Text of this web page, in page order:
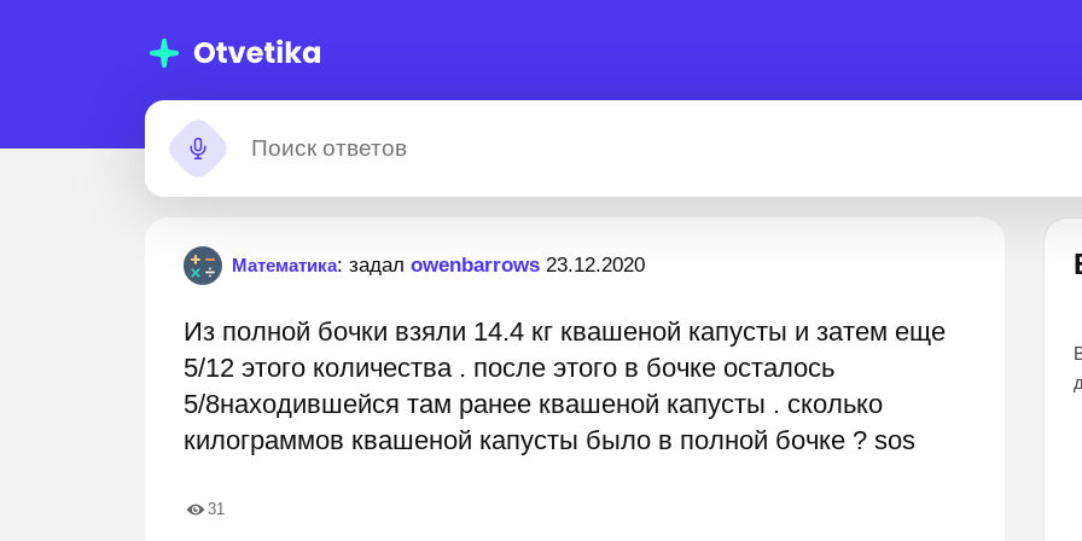
Математика: задал owenbarrows 23.12.2020
Из полной бочки взяли 14.4 кг квашеной капусты и затем еще
5/12 этого количества . после этого в бочке осталось
5/8находившейся там ранее квашеной капусты . сколько
килограммов квашеной капусты было в полной бочке ? sos
31
000+ пошаговых ответов
Застрял?
Лучшие эксперты готовы помочь 24 часа
Все эксперты прошли тщательный отбор
дают наиболее точные и понятные ответы